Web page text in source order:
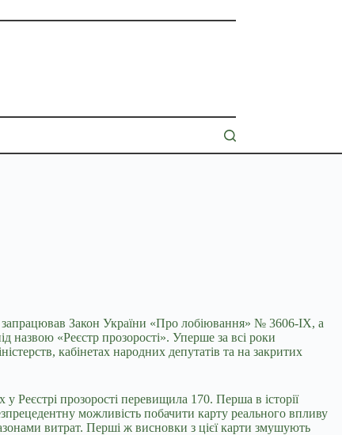
запрацював Закон України «Про лобіювання» № 3606-IX, а
назвою «Реєстр прозорості». Уперше за всі роки
кабінетах народних депутатів та на закритих
Реєстрі прозорості перевищила 170. Перша в історії
можливість побачити карту реального впливу
витрат. Перші ж висновки з цієї карти змушують